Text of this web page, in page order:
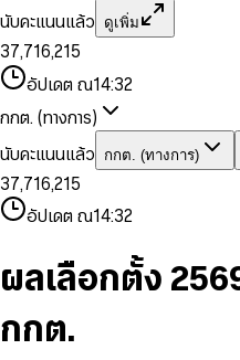
นับคะแนนแล้ว
ดูเพิ่ม
1
2
3
4
5
6
8
9
5
6
7
8
9
,
6
7
8
9
0
1
2
3
4
5
6
7
8
9
5
6
7
8
9
,
1
2
4
5
7
8
9
0
1
3
4
6
7
8
9
3
4
5
7
8
อัปเดต ณ14:32
กกต. (ทางการ)
นับคะแนนแล้ว
กกต. (ทางการ)
0
1
2
3
4
5
7
8
0
1
2
4
5
6
7
8
9
,
0
1
2
4
6
7
8
9
0
1
2
3
5
6
8
9
0
1
3
5
6
7
8
,
1
2
4
6
7
9
0
1
3
5
6
8
9
0
2
3
4
5
7
9
อัปเดต ณ14:32
ผลเลือกตั้ง
กกต.